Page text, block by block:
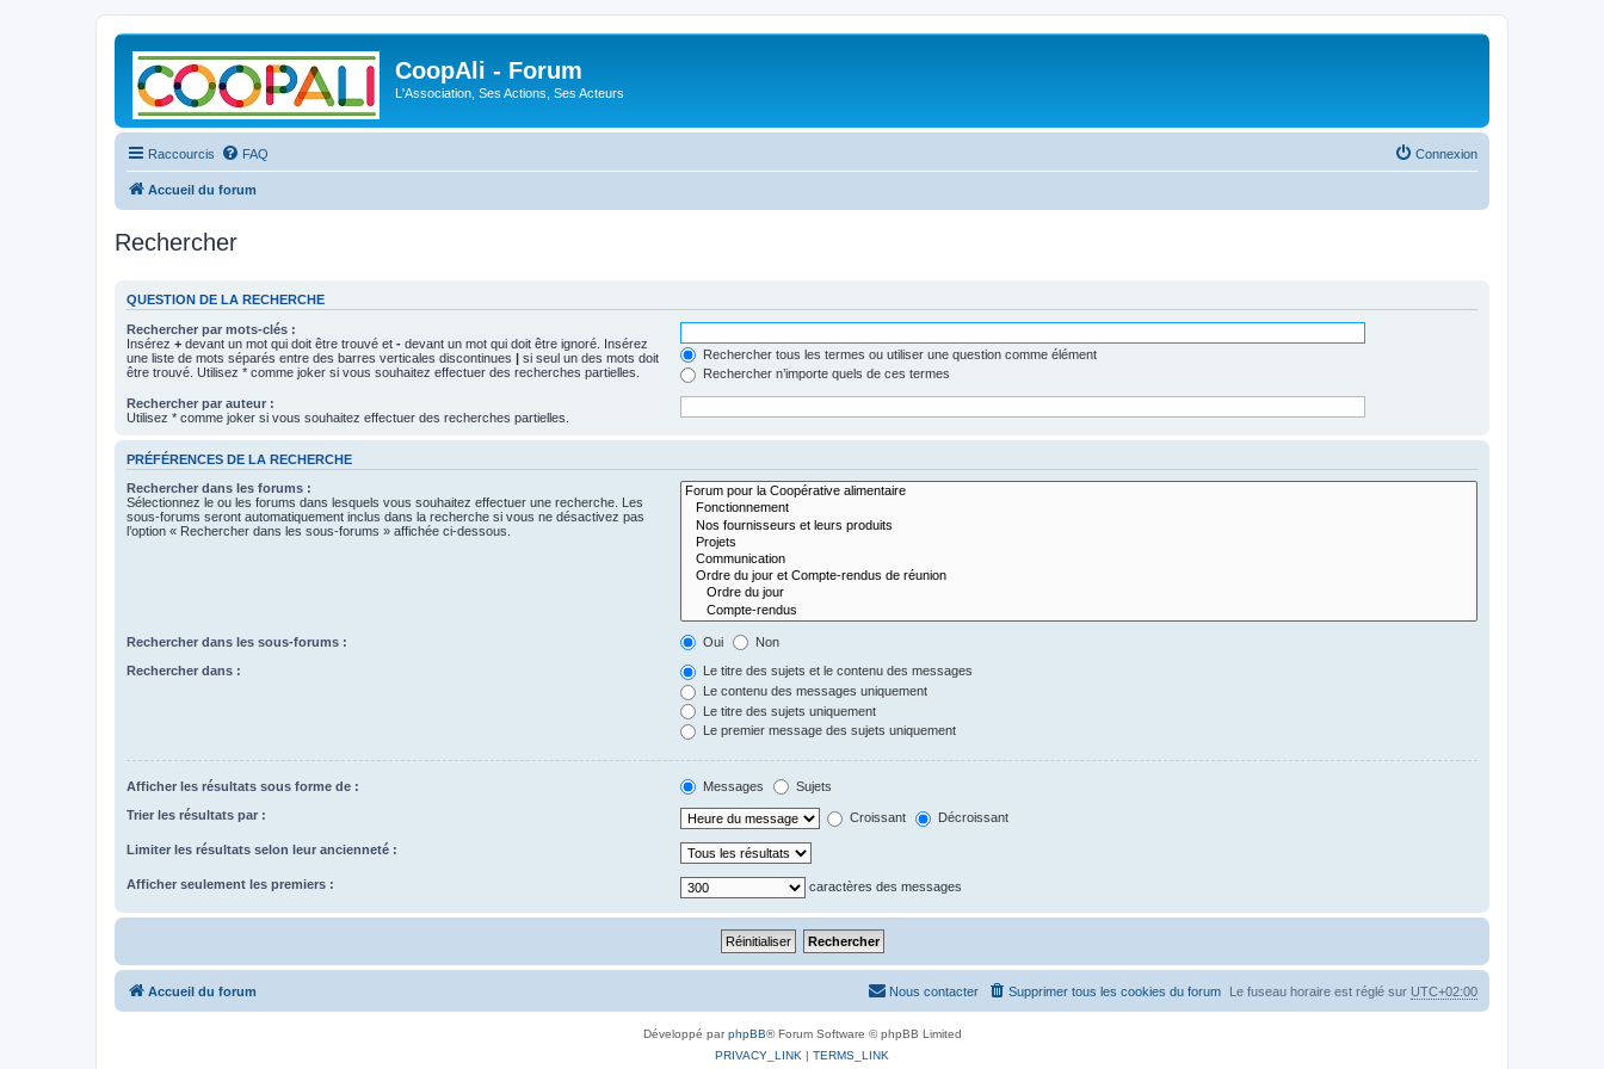
CoopAli - Forum
L'Association, Ses Actions, Ses Acteurs
Raccourcis FAQ Connexion
Accueil du forum
Rechercher
QUESTION DE LA RECHERCHE
Rechercher par mots-clés :
Insérez + devant un mot qui doit être trouvé et - devant un mot qui doit être ignoré. Insérez
une liste de mots séparés entre des barres verticales discontinues | si seul un des mots doit
être trouvé. Utilisez * comme joker si vous souhaitez effectuer des recherches partielles.
Rechercher tous les termes ou utiliser une question comme élément
Rechercher n’importe quels de ces termes
Rechercher par auteur :
Utilisez * comme joker si vous souhaitez effectuer des recherches partielles.
PRÉFÉRENCES DE LA RECHERCHE
Rechercher dans les forums :
Sélectionnez le ou les forums dans lesquels vous souhaitez effectuer une recherche. Les
sous-forums seront automatiquement inclus dans la recherche si vous ne désactivez pas
l’option « Rechercher dans les sous-forums » affichée ci-dessous.
Rechercher dans les sous-forums : Oui Non
Rechercher dans :
Le titre des sujets et le contenu des messages
Le contenu des messages uniquement
Le titre des sujets uniquement
Le premier message des sujets uniquement
Afficher les résultats sous forme de : Messages Sujets
Trier les résultats par : Croissant Décroissant
Limiter les résultats selon leur ancienneté :
Afficher seulement les premiers : caractères des messages
Accueil du forum Le fuseau horaire est réglé sur UTC+02:00
Supprimer tous les cookies du forum
Nous contacter
Développé parphpBB® Forum Software © phpBB Limited
PRIVACY_LINK
TERMS_LINK